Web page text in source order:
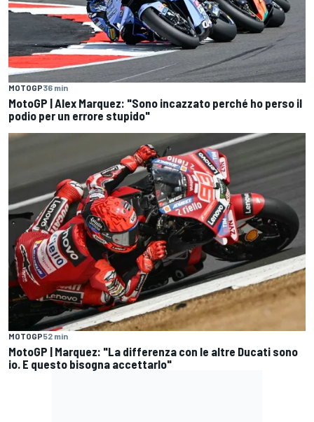
MOTOGP36 min
MotoGP | Alex Marquez: "Sono incazzato perché ho perso il
podio per un errore stupido"
MOTOGP52 min
MotoGP | Marquez: "La differenza con le altre Ducati sono
io. E questo bisogna accettarlo"